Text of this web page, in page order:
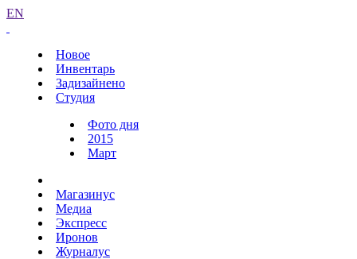
EN
Новое
Инвентарь
Задизайнено
Студия
Фото дня
2015
Март
Магазинус
Медиа
Экспресс
Иронов
Журналус